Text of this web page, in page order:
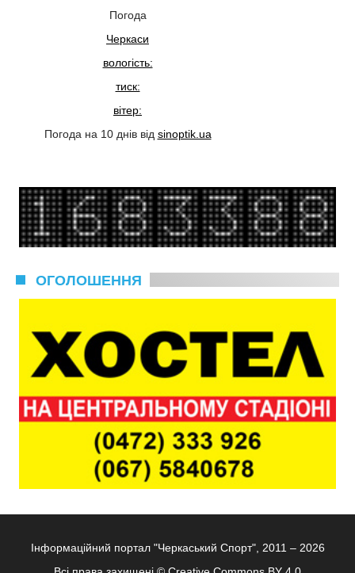
Погода
Черкаси
вологість:
тиск:
вітер:
Погода на 10 днів від sinoptik.ua
ОГОЛОШЕННЯ
Інформаційний портал "Черкаський Спорт", 2011 – 2026